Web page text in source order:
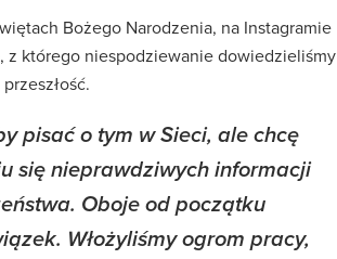
Bożego Narodzenia, na Instagramie
z którego niespodziewanie dowiedzieliśmy
pisać o tym w Sieci, ale chcę
się nieprawdziwych informacji
Oboje od początku
Włożyliśmy ogrom pracy,